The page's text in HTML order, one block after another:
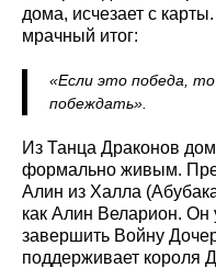
дома, исчезает с
мрачный итог:
«Если это победа,
побеждать».
Из Танца Драконов
формально живым.
Алин из Халла
как Алин Веларион. Он
завершить Войну
поддерживает короля